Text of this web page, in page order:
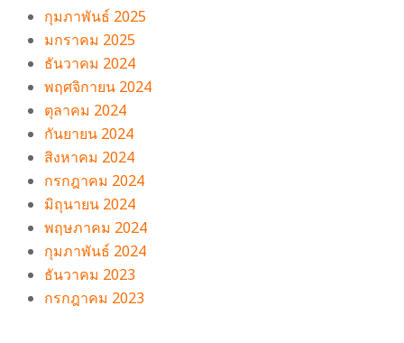
กุมภาพันธ์ 2025
มกราคม 2025
ธันวาคม 2024
พฤศจิกายน 2024
ตุลาคม 2024
กันยายน 2024
สิงหาคม 2024
กรกฎาคม 2024
มิถุนายน 2024
พฤษภาคม 2024
กุมภาพันธ์ 2024
ธันวาคม 2023
กรกฎาคม 2023